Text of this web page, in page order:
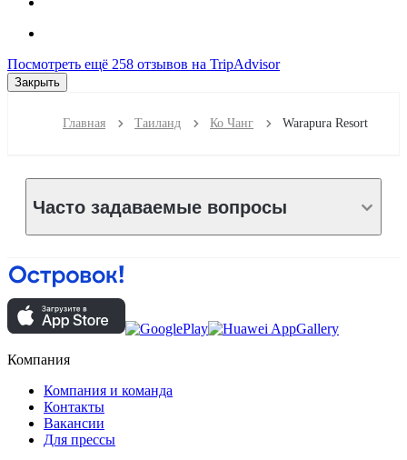
Посмотреть ещё 258 отзывов на TripAdvisor
Закрыть
Главная Таиланд Ко Чанг Warapura Resort
Часто задаваемые вопросы
Компания
Компания и команда
Контакты
Вакансии
Для прессы